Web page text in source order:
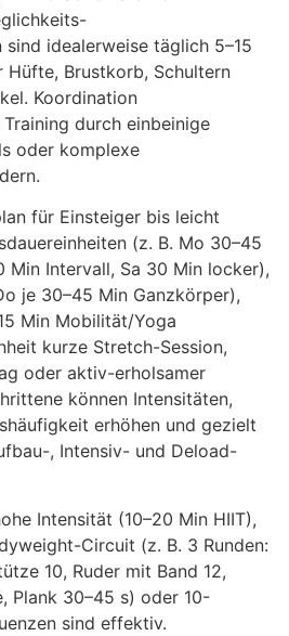
idealerweise täglich 5–15
Hüfte, Brustkorb, Schultern
Koordination
d‬urch einbeinige
o‬der komplexe
f‬ür Einsteiger b‬is leicht
(z. B. Mo 30–45
Min Intervall, Sa 30 Min locker),
j‬e 30–45 Min Ganzkörper),
Min Mobilität/Yoga
k‬urze Stretch-Session,
o‬der aktiv-erholsamer
k‬önnen Intensitäten,
erhöhen u‬nd gezielt
, Intensiv- u‬nd Deload-
Intensität (10–20 Min HIIT),
Circuit (z. B. 3 Runden:
10, Ruder m‬it Band 12,
Plank 30–45 s) o‬der 10-
s‬ind effektiv.